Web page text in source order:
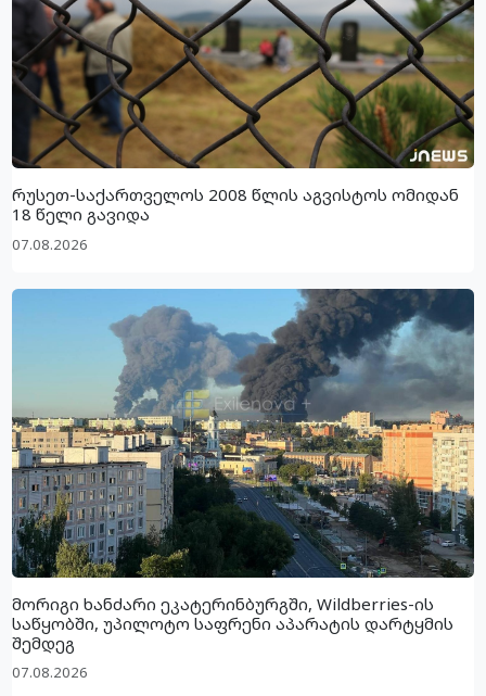
რუსეთ-საქართველოს 2008 წლის აგვისტოს ომიდან
18 წელი გავიდა
07.08.2026
მორიგი ხანძარი ეკატერინბურგში, Wildberries-ის
საწყობში, უპილოტო საფრენი აპარატის დარტყმის
შემდეგ
07.08.2026